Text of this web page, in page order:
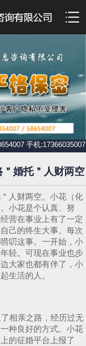
手机
婚托＂人财两空
人财两空。小花（化
小花是个认真、努
营在事业上有了一定
己的终生大事。每次
叨这事。一开始，小
轻。可现在事业也步
大家也都有伴了，小
生活的人。
相亲之路，经历过无
种良好的方式。小花
的征婚平台上报了